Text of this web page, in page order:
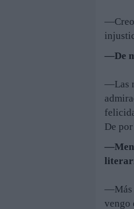
—Creo
—De
—Las
De
—Más
vengo